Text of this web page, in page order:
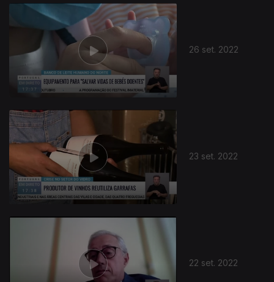
26 set. 2022
23 set. 2022
22 set. 2022